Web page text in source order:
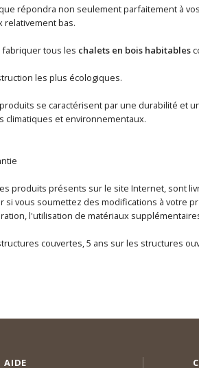
répondra non seulement parfaitement à
relativement bas.
tous les chalets en bois habitables
les plus écologiques.
se caractérisent par une durabilité et
et environnementaux.
produits présents sur le site Internet, sont
si vous soumettez des modifications à votre
l'utilisation de matériaux
couvertes, 5 ans sur les structures
AIDE